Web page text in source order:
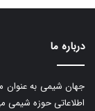
درباره ما
جهان شیمی به عنوان
اطلاعاتی حوزه شیمی